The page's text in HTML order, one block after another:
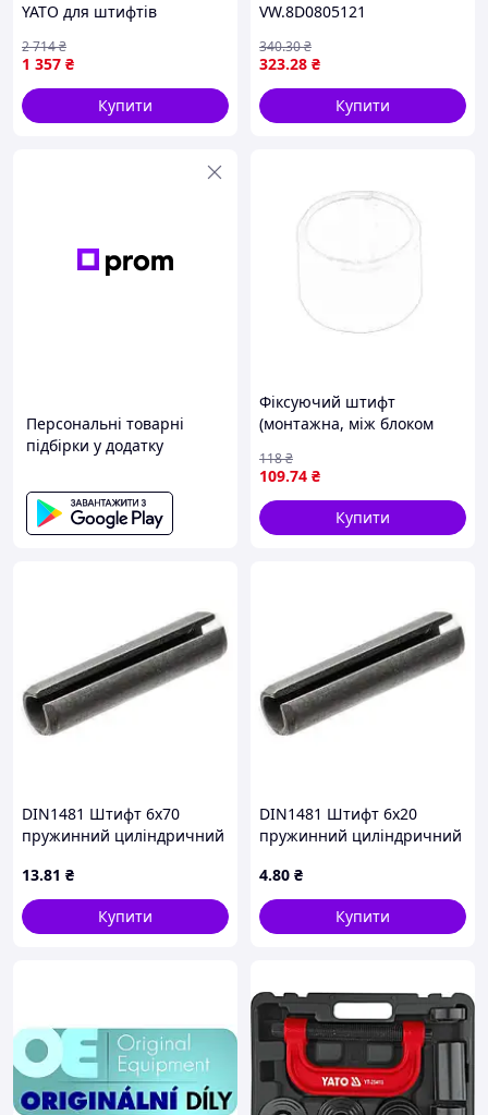
YATO для штифтів
завдовжки 180 мм у
комплекті 6 штук
1 357 ₴
2 714₴
Купити
VW.8D0805121
323.28 ₴
340.30₴
Купити
Персональні товарні
підбірки у додатку
Фіксуючий штифт
(монтажна, між блоком
DACIA DOKKER, DUSTER,
LODGY, LOGAN, LOGAN
EXPRESS, LOGAN II, LOGAN
109.74 ₴
118₴
Купити
DIN1481 Штифт 6х70
пружинний циліндричний
покриття
13.81 ₴
Купити
DIN1481 Штифт 6х20
пружинний циліндричний
покриття
4.80 ₴
Купити